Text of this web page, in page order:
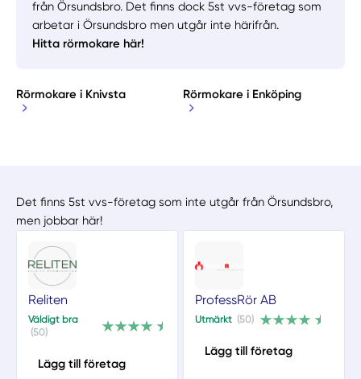
från Örsundsbro. Det finns dock 5st vvs-företag som
arbetar i Örsundsbro men utgår inte härifrån.
Hitta rörmokare här!
Rörmokare i Knivsta Rörmokare i Enköping
Det finns 5st vvs-företag som inte utgår från Örsundsbro,
men jobbar här!
Reliten
Väldigt bra
(50)
Lägg till företag
ProfessRör AB
Utmärkt (50)
Lägg till företag